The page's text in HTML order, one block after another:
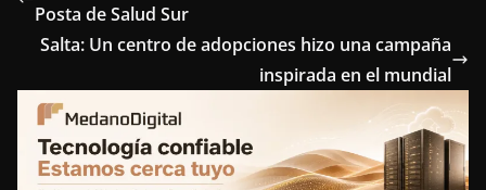
b
o
o
k
t
e
r
e
r
e
s
t
d
I
n
r
a
Posta de Salud Sur
Salta: Un centro de adopciones hizo una campaña
inspirada en el mundial